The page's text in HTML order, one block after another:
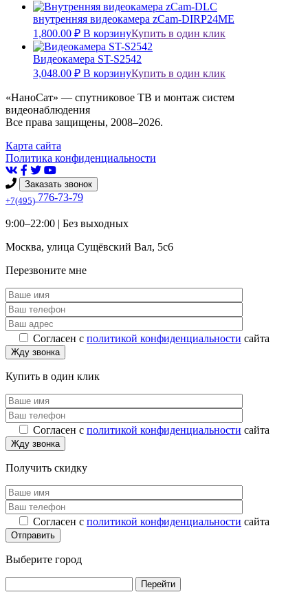
внутренняя видеокамера zCam-DIRP24ME
1,800.00 ₽ В корзинуКупить в один клик
Видеокамера ST-S2542
3,048.00 ₽ В корзинуКупить в один клик
«НаноСат» — спутниковое ТВ и монтаж систем
видеонаблюдения
Все права защищены, 2008–2026.
Карта сайта
Политика конфиденциальности
Заказать звонок
+7(495) 776-73-79
9:00–22:00 | Без выходных
Москва, улица Сущёвский Вал, 5с6
Перезвоните мне
Согласен с политикой конфиденциальности сайта
Купить в один клик
Согласен с политикой конфиденциальности сайта
Получить скидку
Согласен с политикой конфиденциальности сайта
Выберите город
Перейти